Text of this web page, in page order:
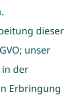
dieser
unser
der
Erbringung